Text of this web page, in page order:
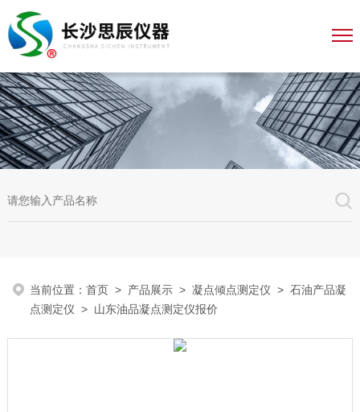
当前位置：首页 > 产品展示 >凝点倾点测定仪 >石油产品凝
点测定仪 > 山东油品凝点测定仪报价